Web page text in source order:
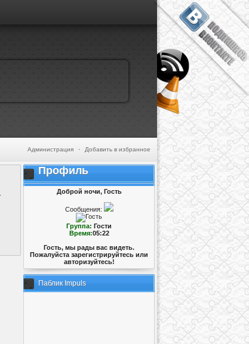
Администрация · Добавить в избранное
Профиль
Доброй ночи, Гость
Сообщения:
Группа: Гости
Время:05:22
Гость, мы рады вас видеть.
Пожалуйста зарегистрируйтесь или
авторизуйтесь!
Паблик Impuls